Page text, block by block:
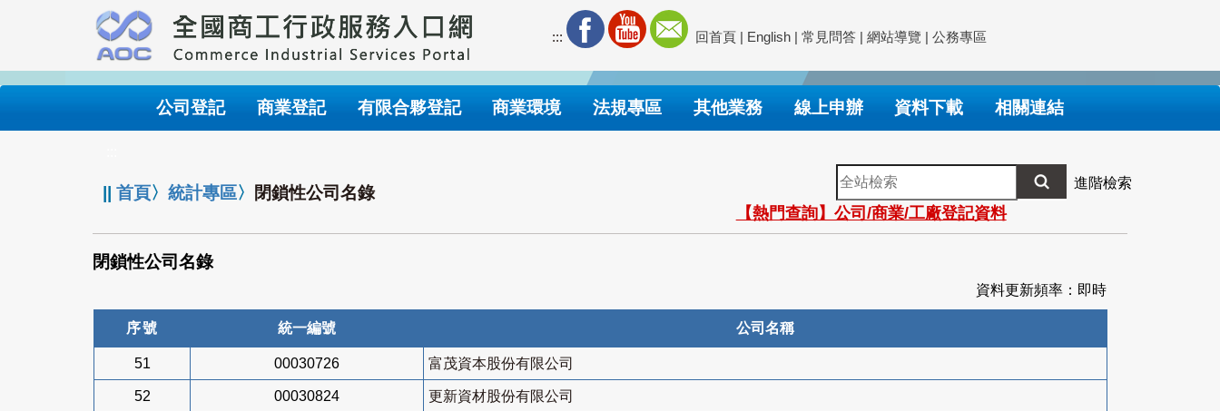
要
內
::: 回首頁 | English | 常見問答 | 網站導覽 | 公務專區
公司登記 商業登記 有限合夥登記 商業環境 法規專區 其他業務 線上申辦 資料下載 相關連結
||首頁〉統計專區〉 閉鎖性公司名錄
全
站
檢
索
進階檢索
【熱門查詢】公司/商業/工廠登記資料
閉鎖性公司名錄
資料更新頻率：即時
序號 統一編號 公司名稱
51 00030726 富茂資本股份有限公司
52 00030824 更新資材股份有限公司